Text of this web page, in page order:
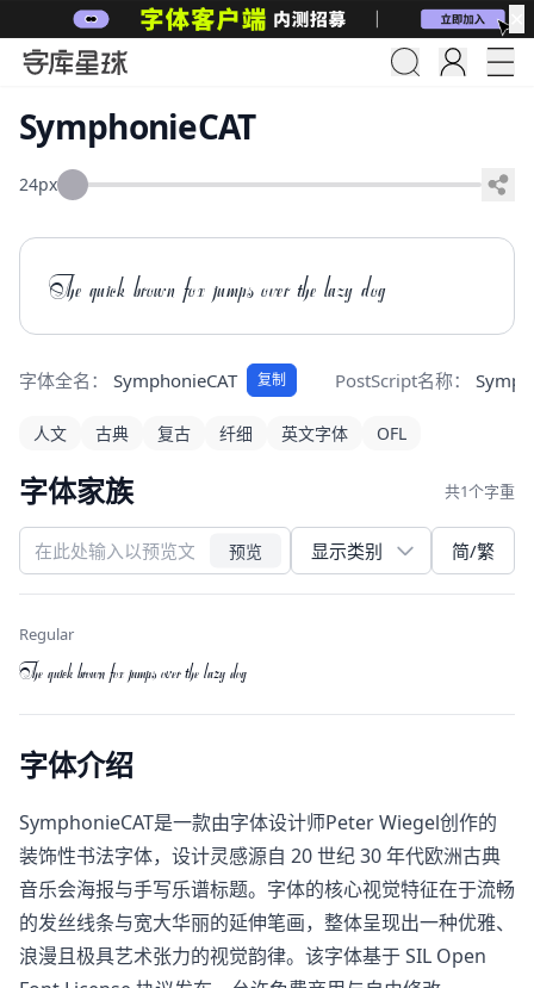
SymphonieCAT
24px
The quick brown fox jumps over the lazy dog
字体全名： SymphonieCAT 复制 PostScript名称：
人文 古典 复古 纤细 英文字体 OFL
字体家族 共1个字重
预览 简/繁
Regular
The quick brown fox jumps over the lazy dog
字体介绍
SymphonieCAT是一款由字体设计师Peter Wiegel创作的
装饰性书法字体，设计灵感源自 20 世纪 30 年代欧洲古典
音乐会海报与手写乐谱标题。字体的核心视觉特征在于流畅
的发丝线条与宽大华丽的延伸笔画，整体呈现出一种优雅、
浪漫且极具艺术张力的视觉韵律。该字体基于 SIL Open